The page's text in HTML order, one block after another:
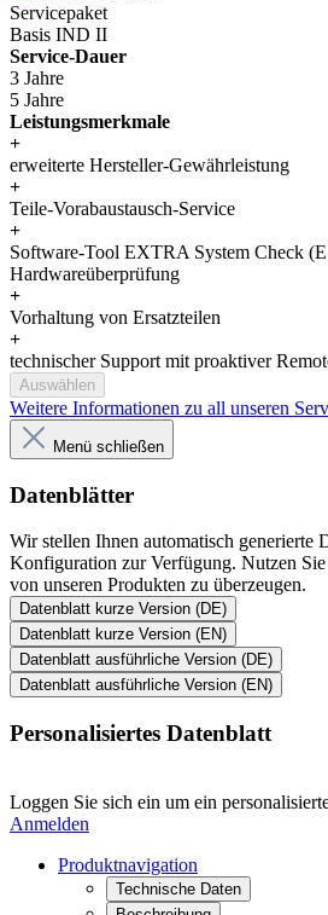
Servicepaket
Basis IND II
Service-Dauer
3 Jahre
5 Jahre
Leistungsmerkmale
+
erweiterte Hersteller-Gewährleistung
+
Teile-Vorabaustausch-Service
+
Software-Tool EXTRA System Check
Hardwareüberprüfung
+
Vorhaltung von Ersatzteilen
+
technischer Support mit proaktiver
Auswählen
Weitere Informationen zu all unseren
Menü schließen
Datenblätter
Wir stellen Ihnen automatisch generierte
Konfiguration zur Verfügung. Nutzen
von unseren Produkten zu überzeugen.
Datenblatt kurze Version (DE)
Datenblatt kurze Version (EN)
Datenblatt ausführliche Version (DE)
Datenblatt ausführliche Version (EN)
Personalisiertes Datenblatt
Loggen Sie sich ein um ein
Anmelden
Produktnavigation
Technische Daten